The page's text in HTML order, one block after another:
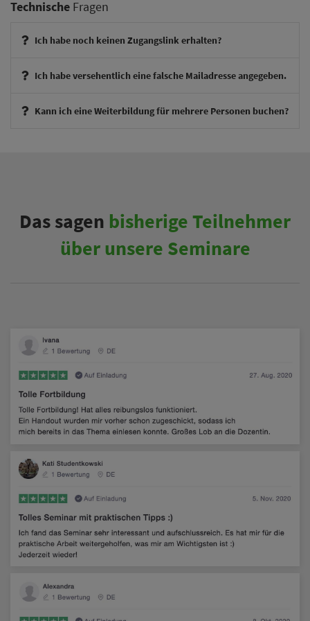
Technische Fragen
Ich habe noch keinen Zugangslink erhalten?
therapieexperte@theraphysia.de
Ich habe versehentlich eine falsche Mailadresse angegeben.
Kann ich eine Weiterbildung für mehrere Personen buchen?
Das sagen bisherige Teilnehmer
über unsere Seminare